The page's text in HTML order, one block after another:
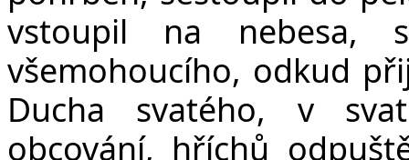
vstoupil na nebesa,
všemohoucího, odkud
Ducha svatého, v
obcování, hříchů